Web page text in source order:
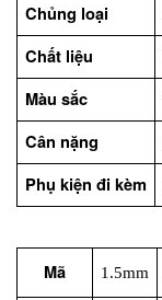
Chủng loại
Chất liệu
Màu sắc
Cân nặng
Phụ kiện đi kèm
Mã 1.5mm